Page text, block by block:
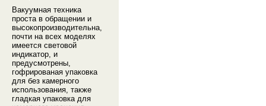
Вакуумная техника
проста в обращении и
высокопроизводительна,
почти на всех моделях
имеется световой
индикатор, и
предусмотрены,
гофрированая упаковка
для без камерного
использования, также
гладкая упаковка для